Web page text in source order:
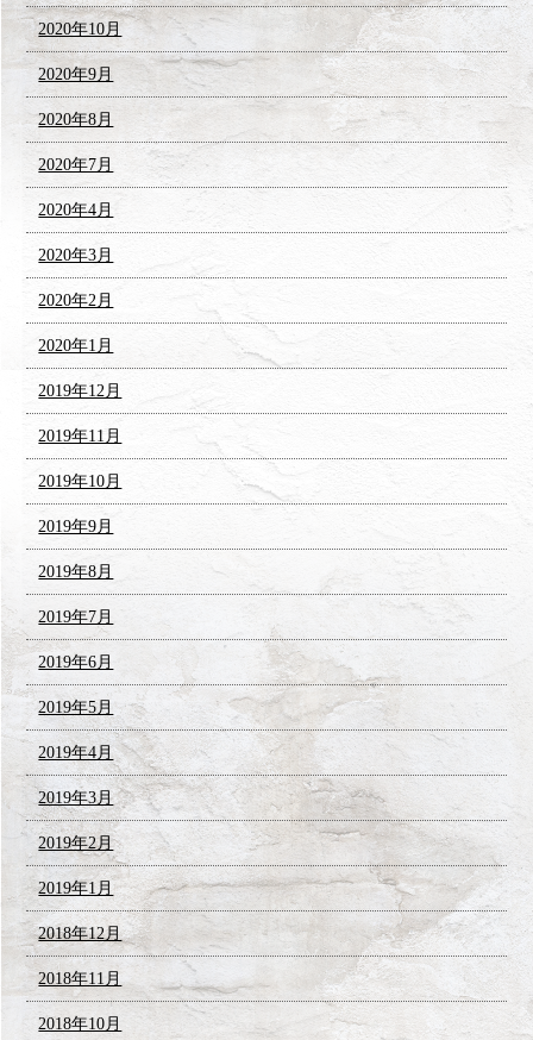
2020年10月
2020年9月
2020年8月
2020年7月
2020年4月
2020年3月
2020年2月
2020年1月
2019年12月
2019年11月
2019年10月
2019年9月
2019年8月
2019年7月
2019年6月
2019年5月
2019年4月
2019年3月
2019年2月
2019年1月
2018年12月
2018年11月
2018年10月